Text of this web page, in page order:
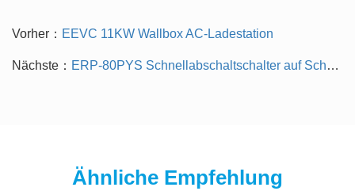
Vorher： EEVC 11KW Wallbox AC-Ladestation
Nächste： ERP-80PYS Schnellabschaltschalter auf Schalttafelebene (einer passt zu einem 40-V-SUNSPEC-Protokoll)
Ähnliche Empfehlung